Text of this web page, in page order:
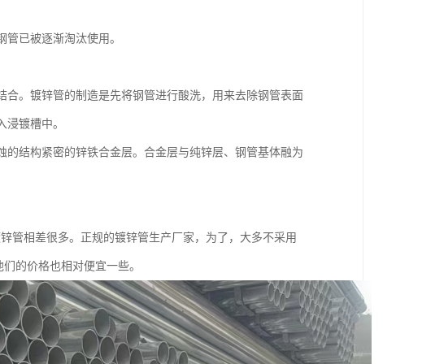
已被逐渐淘汰使用。
。镀锌管的制造是先将钢管进行酸洗，用来去除钢管表面
镀槽中。
结构紧密的锌铁合金层。合金层与纯锌层、钢管基体融为
管相差很多。正规的镀锌管生产厂家，为了，大多不采用
的价格也相对便宜一些。